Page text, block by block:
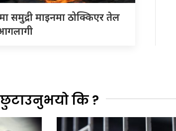
समुद्री माइनमा ठोक्किएर तेल
छुटाउनुभयो कि ?